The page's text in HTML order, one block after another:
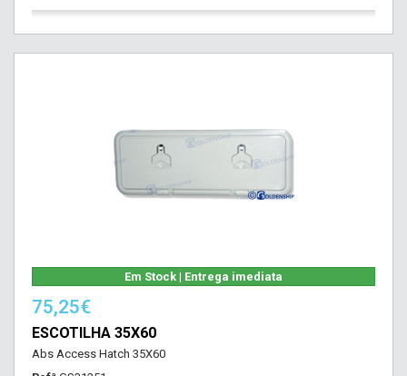
Em Stock | Entrega imediata
75,25€
ESCOTILHA 35X60
Abs Access Hatch 35X60